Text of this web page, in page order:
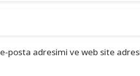
posta adresimi ve web site